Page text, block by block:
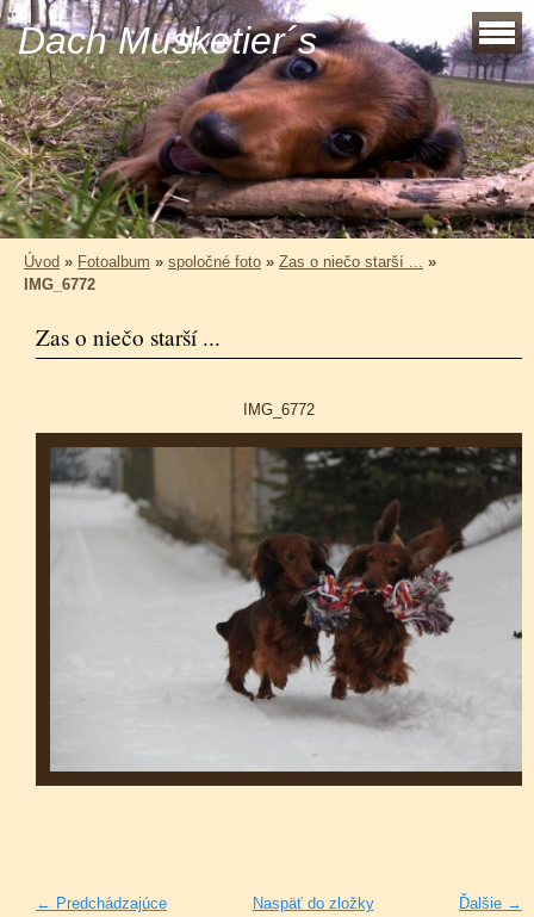
Dach Musketier´s
Úvod » Fotoalbum » spoločné foto » Zas o niečo starší ... »
IMG_6772
Zas o niečo starší ...
IMG_6772
← Predchádzajúce Ďalšie →
Naspäť do zložky